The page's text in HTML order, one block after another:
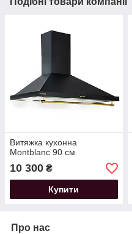
Витяжка кухонна
Montblanc 90 см
10 300 ₴
Купити
Про нас